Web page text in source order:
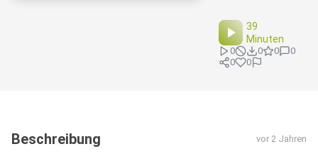
39
Minuten
0 0 0
0
0
0
Beschreibung vor 2 Jahren